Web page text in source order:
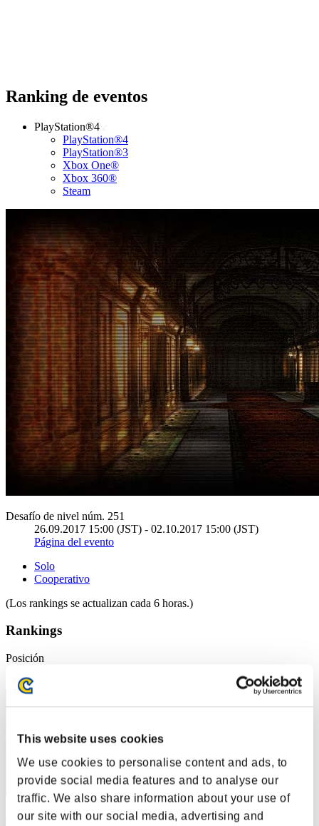
This website uses cookies
We use cookies to personalise content and ads, to
provide social media features and to analyse our
traffic. We also share information about your use of
our site with our social media, advertising and
Ranking de eventos
PlayStation®4
PlayStation®4
PlayStation®3
Xbox One®
Xbox 360®
Steam
Desafío de nivel núm. 251
26.09.2017 15:00 (JST) - 02.10.2017 15:00 (JST)
Página del evento
Solo
Cooperativo
(Los rankings se actualizan cada 6 horas.)
Rankings
Posición
Jill